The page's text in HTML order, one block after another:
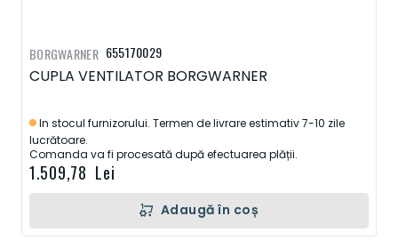
655170029
CUPLA VENTILATOR BORGWARNER
In stocul furnizorului. Termen de livrare estimativ 7-10 zile
lucrătoare.
Comanda va fi procesată după efectuarea plății.
1.509,78 Lei
BORGWARNER
Adaugă în coș